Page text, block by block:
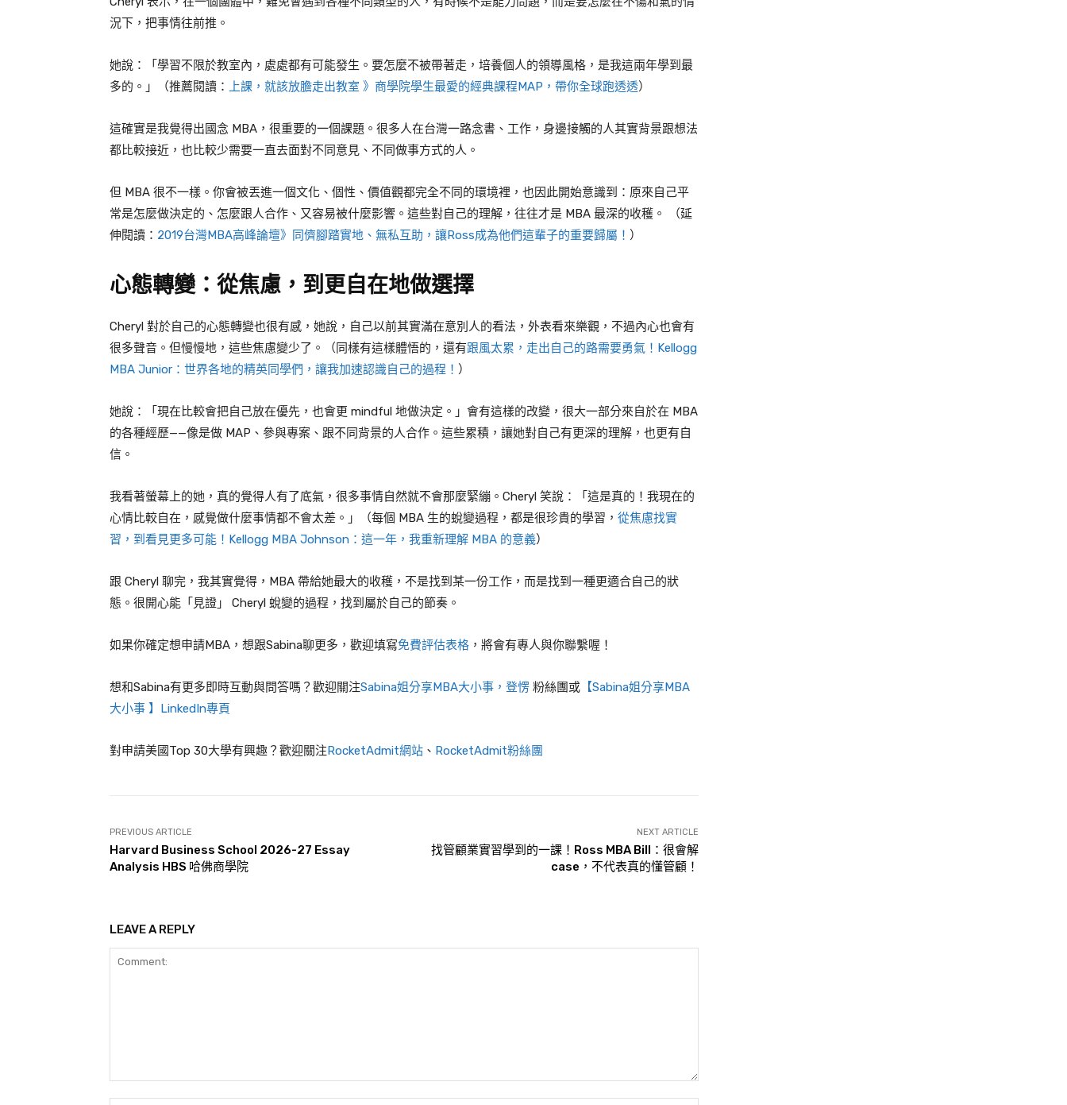
況下，把事情往前推。
她說：「學習不限於教室內，處處都有可能發生。要怎麼不被帶著走，培養個人的領導風格，是我這兩年學到最
多的。」（推薦閱讀： 上課，就該放膽走出教室 》商學院學生最愛的經典課程MAP，帶你全球跑透透）
這確實是我覺得出國念 MBA，很重要的一個課題。很多人在台灣一路念書、工作，身邊接觸的人其實背景跟想法
都比較接近，也比較少需要一直去面對不同意見、不同做事方式的人。
但 MBA 很不一樣。你會被丟進一個文化、個性、價值觀都完全不同的環境裡，也因此開始意識到：原來自己平
常是怎麼做決定的、怎麼跟人合作、又容易被什麼影響。這些對自己的理解，往往才是 MBA 最深的收穫。
（延
伸閱讀： 2019台灣MBA高峰論壇》同儕腳踏實地、無私互助，讓Ross成為他們這輩子的重要歸屬！ ）
心態轉變：從焦慮，到更自在地做選擇
Cheryl 對於自己的心態轉變也很有感，她說，自己以前其實滿在意別人的看法，外表看來樂觀，不過內心也會有
很多聲音。但慢慢地，這些焦慮變少了。（同樣有這樣體悟的，還有跟風太累，走出自己的路需要勇氣！Kellogg
MBA Junior：世界各地的精英同學們，讓我加速認識自己的過程！ ）
她說：「現在比較會把自己放在優先，也會更 mindful 地做決定。」會有這樣的改變，很大一部分來自於在 MBA
的各種經歷——像是做 MAP、參與專案、跟不同背景的人合作。這些累積，讓她對自己有更深的理解，也更有自
信。
我看著螢幕上的她，真的覺得人有了底氣，很多事情自然就不會那麼緊繃。Cheryl 笑說：「這是真的！我現在的
心情比較自在，感覺做什麼事情都不會太差。」（每個 MBA 生的蛻變過程，都是很珍貴的學習， 從焦慮找實
習，到看見更多可能！Kellogg MBA Johnson：這一年，我重新理解 MBA 的意義）
跟 Cheryl 聊完，我其實覺得，MBA 帶給她最大的收穫，不是找到某一份工作，而是找到一種更適合自己的狀
態。很開心能「見證」 Cheryl 蛻變的過程，找到屬於自己的節奏。
如果你確定想申請MBA，想跟Sabina聊更多，歡迎填寫免費評估表格 ，將會有專人與你聯繫喔！
想和Sabina有更多即時互動與問答嗎？歡迎關注Sabina姐分享MBA大小事，登愣 粉絲團或 【Sabina姐分享MBA
大小事 】LinkedIn專頁
對申請美國Top 30大學有興趣？歡迎關注RocketAdmit網站 、 RocketAdmit粉絲團
PREVIOUS ARTICLE
Harvard Business School 2026-27 Essay
Analysis HBS 哈佛商學院
NEXT ARTICLE
找管顧業實習學到的一課！Ross MBA Bill：很會解
case，不代表真的懂管顧！
LEAVE A REPLY